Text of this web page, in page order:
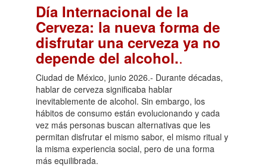
Día Internacional de la
Cerveza: la nueva forma de
disfrutar una cerveza ya no
depende del alcohol..
Ciudad de México, junio 2026.- Durante décadas,
hablar de cerveza significaba hablar
inevitablemente de alcohol. Sin embargo, los
hábitos de consumo están evolucionando y cada
vez más personas buscan alternativas que les
permitan disfrutar el mismo sabor, el mismo ritual y
la misma experiencia social, pero de una forma
más equilibrada.